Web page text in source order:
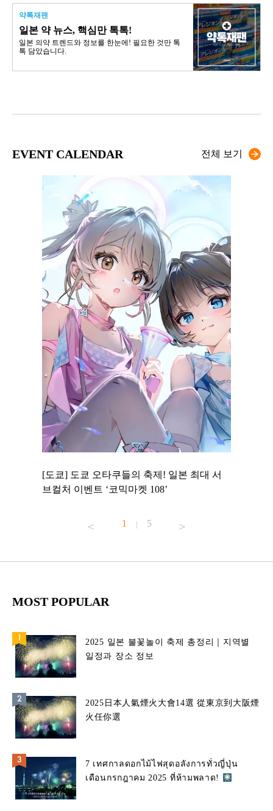
약톡재팬
일본 약 뉴스, 핵심만 톡톡!
일본 의약 트렌드와 정보를 한눈에! 필요한 것만 톡
톡 담았습니다.
EVENT CALENDAR 전체 보기
[도쿄] 도쿄 오타쿠들의 축제! 일본 최대 서
브컬처 이벤트 ‘코믹마켓 108’
1 | 5
MOST POPULAR
2025 일본 불꽃놀이 축제 총정리｜지역별
일정과 장소 정보
2025日本人氣煙火大會14選 從東京到大阪煙
火任你選
7 เทศกาลดอกไม้ไฟสุดอลังการทั่วญี่ปุ่น
เดือนกรกฎาคม 2025 ที่ห้ามพลาด!